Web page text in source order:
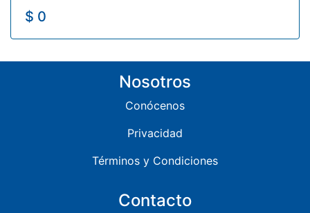
$ 0
Nosotros
Conócenos
Privacidad
Términos y Condiciones
Contacto